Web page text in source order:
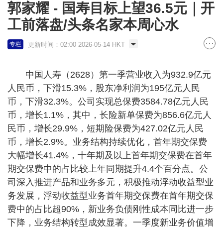
郭家耀 - 国寿目标上望36.5元｜开
工前落盘/头条名家本周心水
专栏 更新时间：02:00 2026-05-14 HKT
中国人寿（2628）第一季营业收入为932.9亿元
人民币，下滑15.3%，股东净利润为195亿元人民
币，下滑32.3%。公司实现总保费3584.78亿元人民
币，增长1.1%，其中，长险新单保费为856.6亿元人
民币，增长29.9%，短期险保费为427.02亿元人民
币，增长2.9%。业务结构持续优化，首年期交保费
大幅增长41.4%，十年期及以上首年期交保费在首年
期交保费中的占比较上年同期提升4.4个百分点。公
司深入推进产品和业务多元，积极推动浮动收益型业
务发展，浮动收益型业务首年期交保费在首年期交保
费中的占比超90%，新业务负债刚性成本同比进一步
下降，业务结构转型成效显著。一季度新业务价值增